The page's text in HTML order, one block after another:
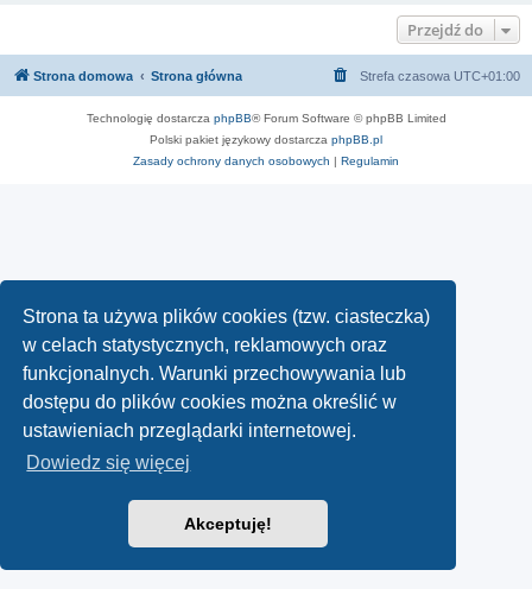
Strona ta używa plików cookies (tzw. ciasteczka)
w celach statystycznych, reklamowych oraz
funkcjonalnych. Warunki przechowywania lub
dostępu do plików cookies można określić w
ustawieniach przeglądarki internetowej.
Dowiedz się więcej
Akceptuję!
Przejdź do
Strona domowa Strona główna Strefa czasowa UTC+01:00
Technologię dostarcza phpBB® Forum Software © phpBB Limited
Polski pakiet językowy dostarcza phpBB.pl
Zasady ochrony danych osobowych | Regulamin